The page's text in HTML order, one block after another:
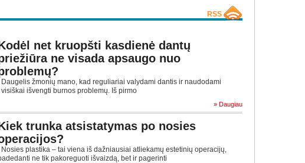
RSS
net kruopšti kasdienė dantų
ne visada apsaugo nuo
Daugelis žmonių mano, kad reguliariai valydami dantis ir naudodami
išvengti burnos problemų. Iš pirmo
» Daugiau
trunka atsistatymas po nosies
Nosies plastika – tai viena iš dažniausiai atliekamų estetinių operacijų,
ne tik pakoreguoti išvaizdą, bet ir pagerinti